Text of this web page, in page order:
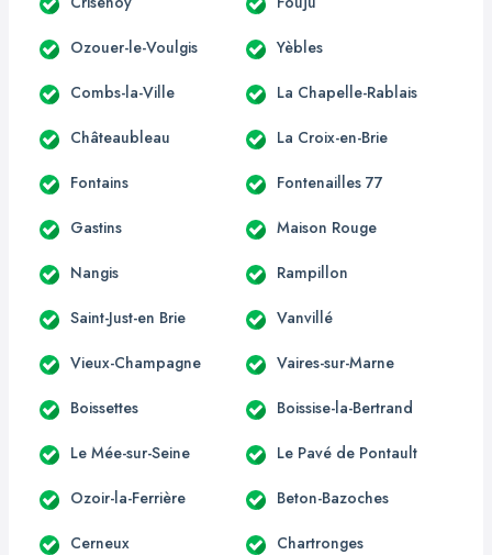
Ozouer-le-Voulgis Yèbles
Combs-la-Ville La Chapelle-Rablais
Châteaubleau La Croix-en-Brie
Fontains Fontenailles 77
Gastins Maison Rouge
Nangis Rampillon
Saint-Just-en Brie Vanvillé
Vieux-Champagne Vaires-sur-Marne
Boissettes Boissise-la-Bertrand
Le Mée-sur-Seine Le Pavé de Pontault
Ozoir-la-Ferrière Beton-Bazoches
Cerneux Chartronges